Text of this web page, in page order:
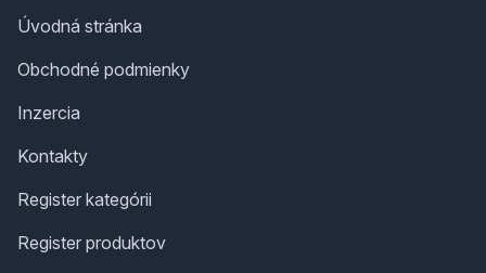
Úvodná stránka
Obchodné podmienky
Inzercia
Kontakty
Register kategórii
Register produktov